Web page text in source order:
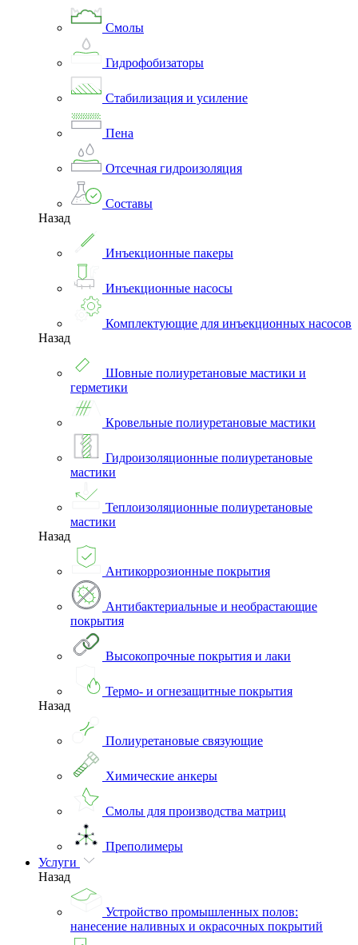
Смолы
Гидрофобизаторы
Стабилизация и усиление
Пена
Отсечная гидроизоляция
Составы
Назад
Инъекционные пакеры
Инъекционные насосы
Комплектующие для инъекционных насосов
Назад
Шовные полиуретановые мастики и
герметики
Кровельные полиуретановые мастики
Гидроизоляционные полиуретановые
мастики
Теплоизоляционные полиуретановые
мастики
Назад
Антикоррозионные покрытия
Антибактериальные и необрастающие
покрытия
Высокопрочные покрытия и лаки
Термо- и огнезащитные покрытия
Назад
Полиуретановые связующие
Химические анкеры
Смолы для производства матриц
Преполимеры
Услуги
Назад
Устройство промышленных полов:
нанесение наливных и окрасочных покрытий